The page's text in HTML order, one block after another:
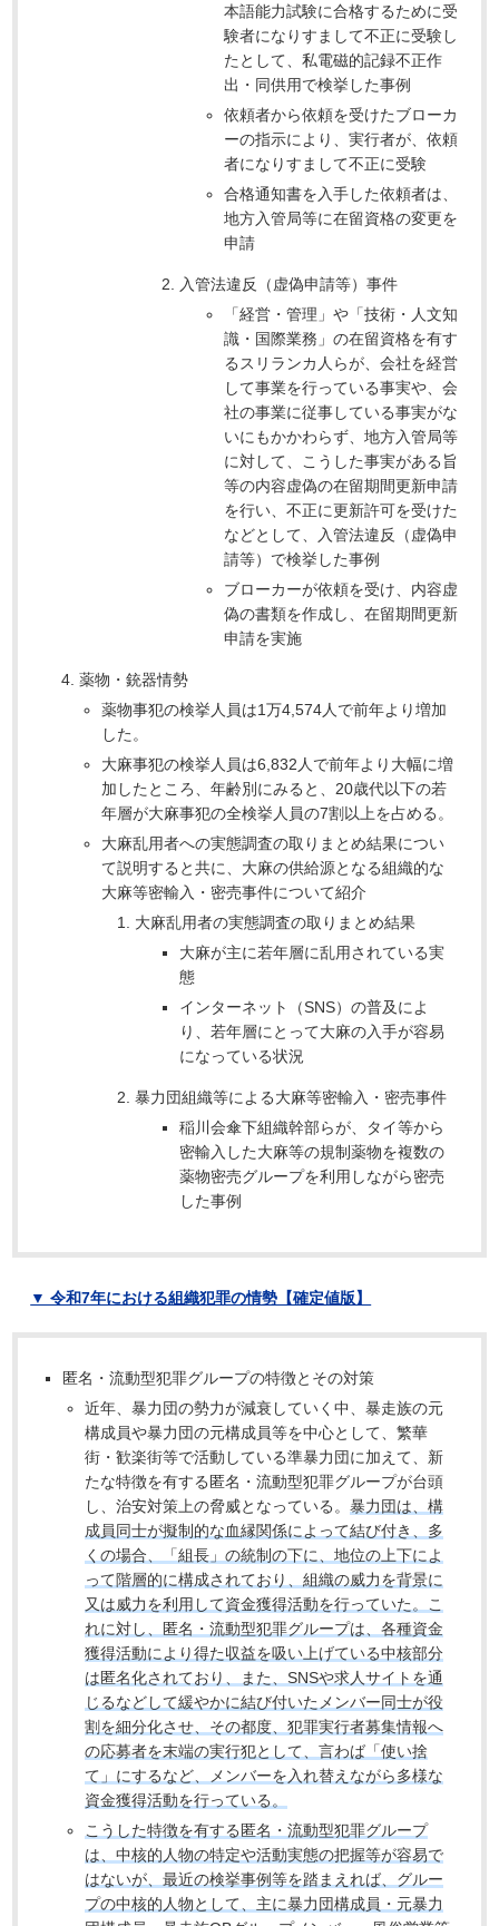
本語能力試験に合格するために受
験者になりすまして不正に受験し
たとして、私電磁的記録不正作
出・同供用で検挙した事例
依頼者から依頼を受けたブローカ
ーの指示により、実行者が、依頼
者になりすまして不正に受験
合格通知書を入手した依頼者は、
地方入管局等に在留資格の変更を
申請
入管法違反（虚偽申請等）事件
「経営・管理」や「技術・人文知
識・国際業務」の在留資格を有す
るスリランカ人らが、会社を経営
して事業を行っている事実や、会
社の事業に従事している事実がな
いにもかかわらず、地方入管局等
に対して、こうした事実がある旨
等の内容虚偽の在留期間更新申請
を行い、不正に更新許可を受けた
などとして、入管法違反（虚偽申
請等）で検挙した事例
ブローカーが依頼を受け、内容虚
偽の書類を作成し、在留期間更新
申請を実施
薬物・銃器情勢
薬物事犯の検挙人員は1万4,574人で前年より増加
した。
大麻事犯の検挙人員は6,832人で前年より大幅に増
加したところ、年齢別にみると、20歳代以下の若
年層が大麻事犯の全検挙人員の7割以上を占める。
大麻乱用者への実態調査の取りまとめ結果につい
て説明すると共に、大麻の供給源となる組織的な
大麻等密輸入・密売事件について紹介
大麻乱用者の実態調査の取りまとめ結果
大麻が主に若年層に乱用されている実
態
インターネット（SNS）の普及によ
り、若年層にとって大麻の入手が容易
になっている状況
暴力団組織等による大麻等密輸入・密売事件
稲川会傘下組織幹部らが、タイ等から
密輸入した大麻等の規制薬物を複数の
薬物密売グループを利用しながら密売
した事例
▼ 令和7年における組織犯罪の情勢【確定値版】
匿名・流動型犯罪グループの特徴とその対策
近年、暴力団の勢力が減衰していく中、暴走族の元
構成員や暴力団の元構成員等を中心として、繁華
街・歓楽街等で活動している準暴力団に加えて、新
たな特徴を有する匿名・流動型犯罪グループが台頭
し、治安対策上の脅威となっている。暴力団は、構
成員同士が擬制的な血縁関係によって結び付き、多
くの場合、「組長」の統制の下に、地位の上下によ
って階層的に構成されており、組織の威力を背景に
又は威力を利用して資金獲得活動を行っていた。こ
れに対し、匿名・流動型犯罪グループは、各種資金
獲得活動により得た収益を吸い上げている中核部分
は匿名化されており、また、SNSや求人サイトを通
じるなどして緩やかに結び付いたメンバー同士が役
割を細分化させ、その都度、犯罪実行者募集情報へ
の応募者を末端の実行犯として、言わば「使い捨
て」にするなど、メンバーを入れ替えながら多様な
資金獲得活動を行っている。
こうした特徴を有する匿名・流動型犯罪グループ
は、中核的人物の特定や活動実態の把握等が容易で
はないが、最近の検挙事例等を踏まえれば、グルー
プの中核的人物として、主に暴力団構成員・元暴力